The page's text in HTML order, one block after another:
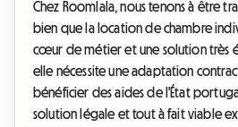
Chez Roomlala, nous tenons à être
bien que la location de chambre
cœur de métier et une solution très
elle nécessite une adaptation
bénéficier des aides de l'État
solution légale et tout à fait viable